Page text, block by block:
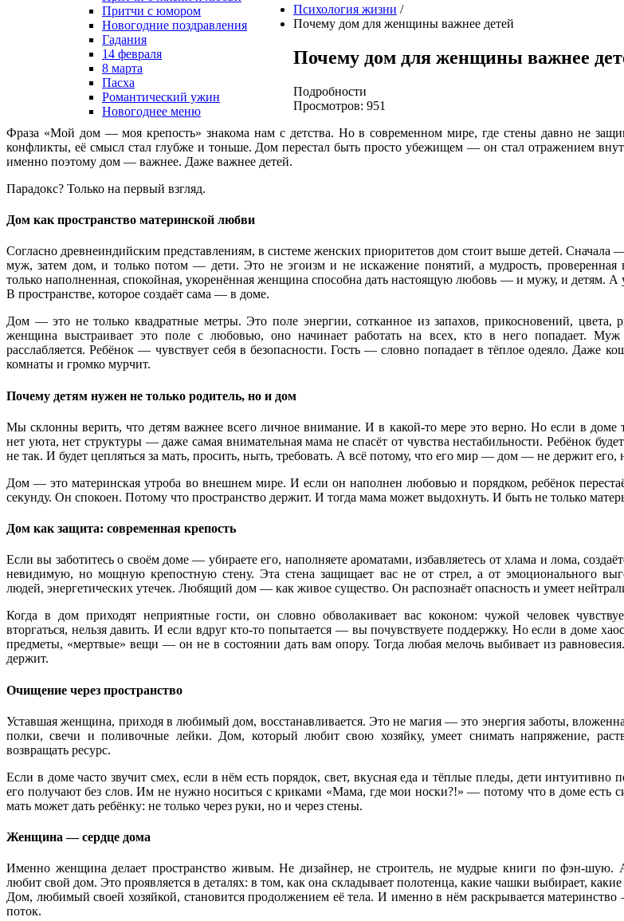
Притчи с юмором
Новогодние поздравления
Гадания
14 февраля
8 марта
Пасха
Романтический ужин
Новогоднее меню
Психология жизни /
Почему дом для женщины важнее детей
Почему дом для женщины важнее
Подробности
Просмотров: 951
Фраза «Мой дом — моя крепость» знакома нам с детства. Но в современном мире, где стены давно не
конфликты, её смысл стал глубже и тоньше. Дом перестал быть просто убежищем — он стал отражением
именно поэтому дом — важнее. Даже важнее детей.
Парадокс? Только на первый взгляд.
Дом как пространство материнской любви
Согласно древнеиндийским представлениям, в системе женских приоритетов дом стоит выше детей.
муж, затем дом, и только потом — дети. Это не эгоизм и не искажение понятий, а мудрость, проверенная
только наполненная, спокойная, укоренённая женщина способна дать настоящую любовь — и мужу, и детям. А
В пространстве, которое создаёт сама — в доме.
Дом — это не только квадратные метры. Это поле энергии, сотканное из запахов, прикосновений, цвета,
женщина выстраивает это поле с любовью, оно начинает работать на всех, кто в него попадает.
расслабляется. Ребёнок — чувствует себя в безопасности. Гость — словно попадает в тёплое одеяло. Даже
комнаты и громко мурчит.
Почему детям нужен не только родитель, но и дом
Мы склонны верить, что детям важнее всего личное внимание. И в какой-то мере это верно. Но если в доме
нет уюта, нет структуры — даже самая внимательная мама не спасёт от чувства нестабильности. Ребёнок
не так. И будет цепляться за мать, просить, ныть, требовать. А всё потому, что его мир — дом — не держит его,
Дом — это материнская утроба во внешнем мире. И если он наполнен любовью и порядком, ребёнок
секунду. Он спокоен. Потому что пространство держит. И тогда мама может выдохнуть. И быть не только
Дом как защита: современная крепость
Если вы заботитесь о своём доме — убираете его, наполняете ароматами, избавляетесь от хлама и лома,
невидимую, но мощную крепостную стену. Эта стена защищает вас не от стрел, а от эмоционального
людей, энергетических утечек. Любящий дом — как живое существо. Он распознаёт опасность и умеет
Когда в дом приходят неприятные гости, он словно обволакивает вас коконом: чужой человек
вторгаться, нельзя давить. И если вдруг кто-то попытается — вы почувствуете поддержку. Но если в доме
предметы, «мертвые» вещи — он не в состоянии дать вам опору. Тогда любая мелочь выбивает из
держит.
Очищение через пространство
Уставшая женщина, приходя в любимый дом, восстанавливается. Это не магия — это энергия заботы,
полки, свечи и поливочные лейки. Дом, который любит свою хозяйку, умеет снимать напряжение,
возвращать ресурс.
Если в доме часто звучит смех, если в нём есть порядок, свет, вкусная еда и тёплые пледы, дети
его получают без слов. Им не нужно носиться с криками «Мама, где мои носки?!» — потому что в доме есть
мать может дать ребёнку: не только через руки, но и через стены.
Женщина — сердце дома
Именно женщина делает пространство живым. Не дизайнер, не строитель, не мудрые книги по фэн-шую.
любит свой дом. Это проявляется в деталях: в том, как она складывает полотенца, какие чашки выбирает, какие
Дом, любимый своей хозяйкой, становится продолжением её тела. И именно в нём раскрывается
поток.